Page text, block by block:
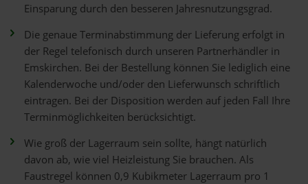
Einsparung durch den besseren Jahresnutzungsgrad.
Die genaue Terminabstimmung der Lieferung erfolgt in
der Regel telefonisch durch unseren Partnerhändler in
Emskirchen. Bei der Bestellung können Sie lediglich eine
Kalenderwoche und/oder den Lieferwunsch schriftlich
eintragen. Bei der Disposition werden auf jeden Fall Ihre
Terminmöglichkeiten berücksichtigt.
Wie groß der Lagerraum sein sollte, hängt natürlich
davon ab, wie viel Heizleistung Sie brauchen. Als
Faustregel können 0,9 Kubikmeter Lagerraum pro 1